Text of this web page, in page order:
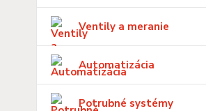
Ventily a meranie
Automatizácia
Potrubné systémy